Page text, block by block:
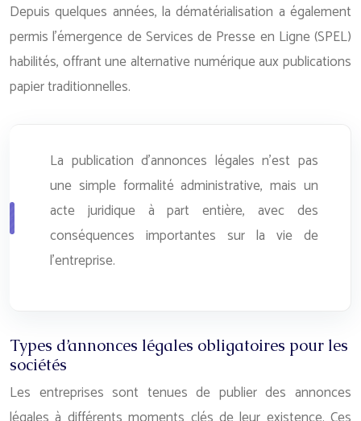
Depuis quelques années, la dématérialisation a également
permis l’émergence de Services de Presse en Ligne (SPEL)
habilités, offrant une alternative numérique aux publications
papier traditionnelles.
La publication d’annonces légales n’est pas
une simple formalité administrative, mais un
acte juridique à part entière, avec des
conséquences importantes sur la vie de
l’entreprise.
Types d’annonces légales obligatoires pour les
sociétés
Les entreprises sont tenues de publier des annonces